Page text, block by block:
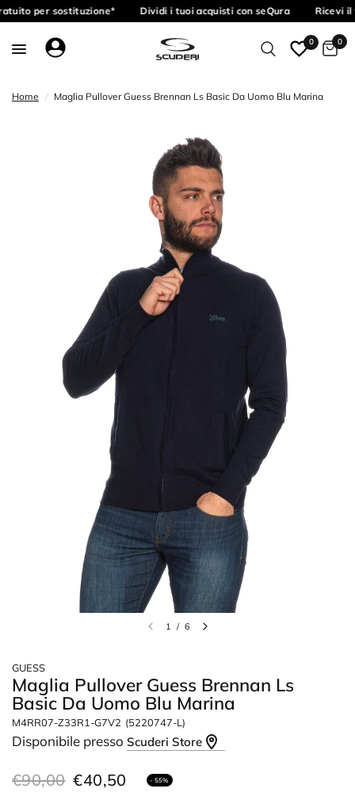
per sostituzione* Dividi i tuoi acquisti con seQura Ricevi il
0 0
Home / Maglia Pullover Guess Brennan Ls Basic Da Uomo Blu Marina
1 / 6
GUESS
Maglia Pullover Guess Brennan Ls
Basic Da Uomo Blu Marina
M4RR07-Z33R1-G7V2 (5220747-L)
Disponibile pressoScuderi Store
€90,00 €40,50 - 55%